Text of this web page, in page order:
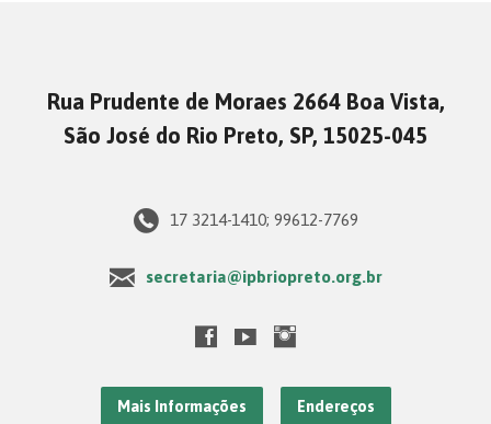
Rua Prudente de Moraes 2664 Boa Vista,
São José do Rio Preto, SP, 15025-045
17 3214-1410; 99612-7769
secretaria@ipbriopreto.org.br
Mais Informações Endereços